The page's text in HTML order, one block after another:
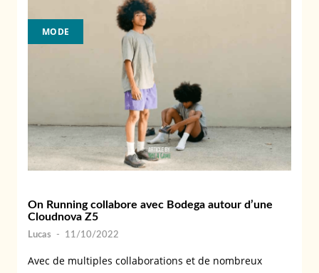
MODE
On Running collabore avec Bodega autour d’une
Cloudnova Z5
Lucas - 11/10/2022
Avec de multiples collaborations et de nombreux